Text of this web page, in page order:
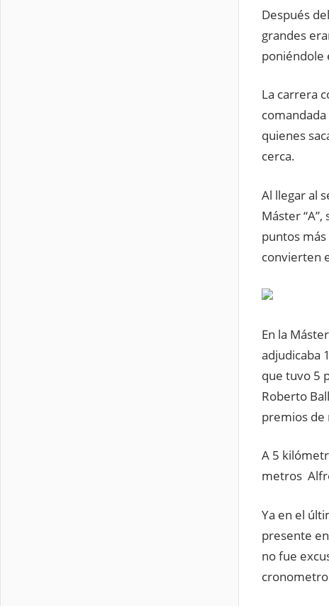
Después
grandes
poniéndole
La carrera
quienes
cerca.
Al llegar al
Máster
puntos
convierten
En la
adjudicaba
que tuvo 5
Roberto
premios de
A 5
metros
Ya en el
presente
no fue